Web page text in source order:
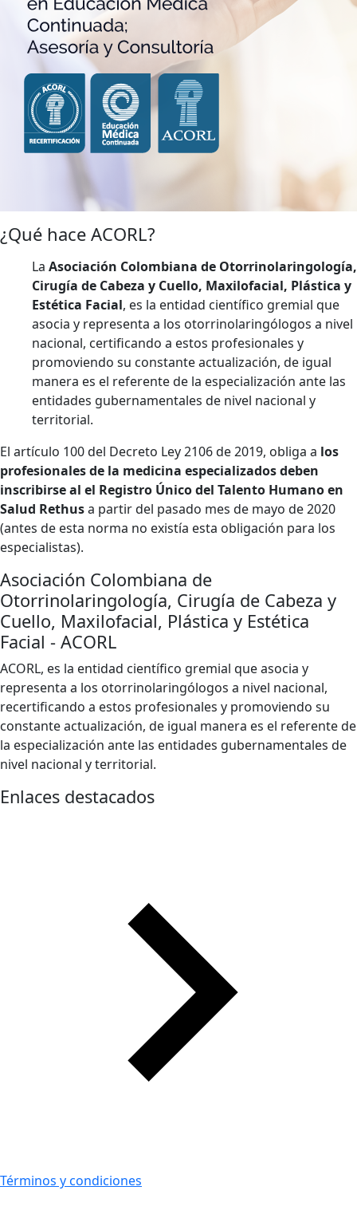
¿Qué hace ACORL?
La Asociación Colombiana de Otorrinolaringología,
Cirugía de Cabeza y Cuello, Maxilofacial, Plástica y
Estética Facial, es la entidad científico gremial que
asocia y representa a los otorrinolaringólogos a nivel
nacional, certificando a estos profesionales y
promoviendo su constante actualización, de igual
manera es el referente de la especialización ante las
entidades gubernamentales de nivel nacional y
territorial.
El artículo 100 del Decreto Ley 2106 de 2019, obliga a los
profesionales de la medicina especializados deben
inscribirse al el Registro Único del Talento Humano en
Salud Rethusa partir del pasado mes de mayo de 2020
(antes de esta norma no existía esta obligación para los
especialistas).
Asociación Colombiana de
Otorrinolaringología, Cirugía de Cabeza y
Cuello, Maxilofacial, Plástica y Estética
Facial - ACORL
ACORL, es la entidad científico gremial que asocia y
representa a los otorrinolaringólogos a nivel nacional,
recertificando a estos profesionales y promoviendo su
constante actualización, de igual manera es el referente de
la especialización ante las entidades gubernamentales de
nivel nacional y territorial.
Enlaces destacados
Términos y condiciones